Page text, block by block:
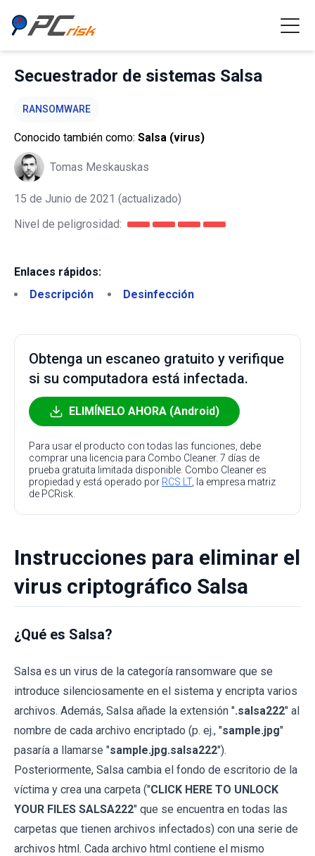
Secuestrador de sistemas Salsa
RANSOMWARE
Conocido también como: Salsa (virus)
Tomas Meskauskas
15 de Junio de 2021 (actualizado)
Nivel de peligrosidad:
Enlaces rápidos:
Descripción
Desinfección
Obtenga un escaneo gratuito y verifique
si su computadora está infectada.
ELIMÍNELO AHORA (Android)
Para usar el producto con todas las funciones, debe
comprar una licencia para Combo Cleaner. 7 días de
prueba gratuita limitada disponible. Combo Cleaner es
propiedad y está operado por RCS LT, la empresa matriz
de PCRisk.
Instrucciones para eliminar el
virus criptográfico Salsa
¿Qué es Salsa?
Salsa es un virus de la categoría ransomware que se
introduce silenciosamente en el sistema y encripta varios
archivos. Además, Salsa añade la extensión ".salsa222" al
nombre de cada archivo encriptado (p. ej., "sample.jpg"
pasaría a llamarse "sample.jpg.salsa222").
Posteriormente, Salsa cambia el fondo de escritorio de la
víctima y crea una carpeta ("CLICK HERE TO UNLOCK
YOUR FILES SALSA222" que se encuentra en todas las
carpetas que tienen archivos infectados) con una serie de
archivos html. Cada archivo html contiene el mismo